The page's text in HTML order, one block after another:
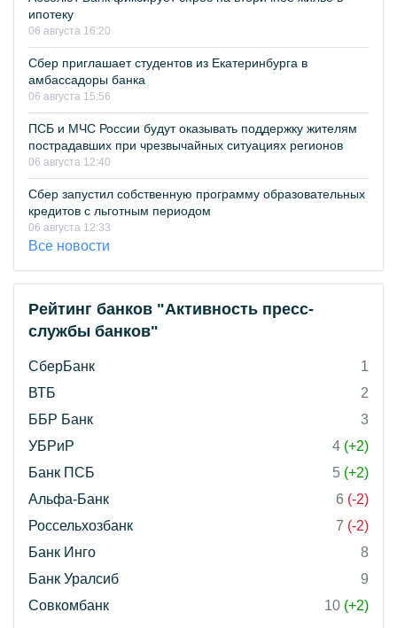
ипотеку
06 августа 16:20
Сбер приглашает студентов из Екатеринбурга в
амбассадоры банка
06 августа 15:56
ПСБ и МЧС России будут оказывать поддержку жителям
пострадавших при чрезвычайных ситуациях регионов
06 августа 12:40
Сбер запустил собственную программу образовательных
кредитов с льготным периодом
06 августа 12:33
Все новости
Рейтинг банков "Активность пресс-
службы банков"
СберБанк
1
ВТБ
2
ББР Банк
3
УБРиР
4 (+2)
Банк ПСБ
5 (+2)
Альфа-Банк
6 (-2)
Россельхозбанк
7 (-2)
Банк Инго
8
Банк Уралсиб
9
Совкомбанк
10 (+2)